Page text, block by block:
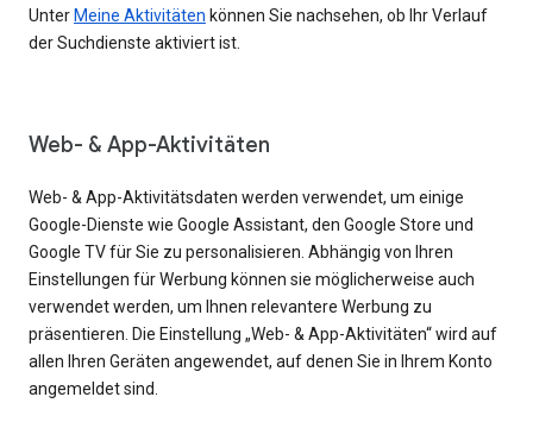
Unter Meine Aktivitäten können Sie nachsehen, ob Ihr Verlauf
der Suchdienste aktiviert ist.
Web- & App-Aktivitäten
Web- & App-Aktivitätsdaten werden verwendet, um einige
Google-Dienste wie Google Assistant, den Google Store und
Google TV für Sie zu personalisieren. Abhängig von Ihren
Einstellungen für Werbung können sie möglicherweise auch
verwendet werden, um Ihnen relevantere Werbung zu
präsentieren. Die Einstellung „Web- & App-Aktivitäten“ wird auf
allen Ihren Geräten angewendet, auf denen Sie in Ihrem Konto
angemeldet sind.